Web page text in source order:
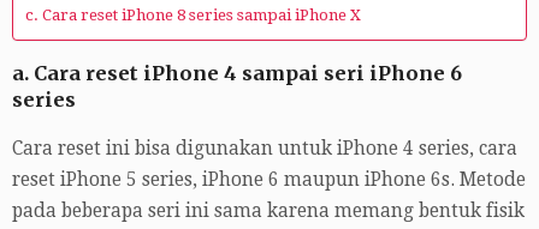
c. Cara reset iPhone 8 series sampai iPhone X
a. Cara reset iPhone 4 sampai seri iPhone 6
series
Cara reset ini bisa digunakan untuk iPhone 4 series, cara
reset iPhone 5 series, iPhone 6 maupun iPhone 6s. Metode
pada beberapa seri ini sama karena memang bentuk fisik